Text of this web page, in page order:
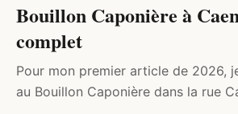
Bouillon Caponière à
complet
Pour mon premier article de 2026,
au Bouillon Caponière dans la rue